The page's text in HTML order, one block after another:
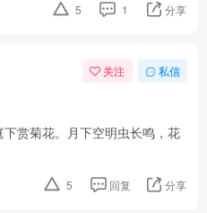
5 1 分享
关注 私信
赏菊花。月下空明虫长鸣，花
5 回复 分享